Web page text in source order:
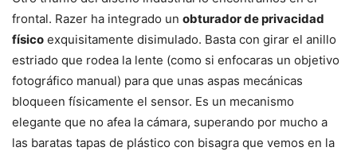
frontal. Razer ha integrado un obturador de privacidad
físico exquisitamente disimulado. Basta con girar el anillo
estriado que rodea la lente (como si enfocaras un objetivo
fotográfico manual) para que unas aspas mecánicas
bloqueen físicamente el sensor. Es un mecanismo
elegante que no afea la cámara, superando por mucho a
las baratas tapas de plástico con bisagra que vemos en la